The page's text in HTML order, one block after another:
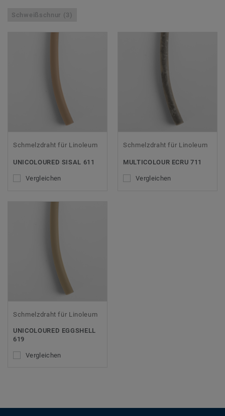
Schweißschnur (3)
Schmelzdraht für Linoleum
UNICOLOURED SISAL 611
Vergleichen
Schmelzdraht für Linoleum
MULTICOLOUR ECRU 711
Vergleichen
Schmelzdraht für Linoleum
UNICOLOURED EGGSHELL
619
Vergleichen